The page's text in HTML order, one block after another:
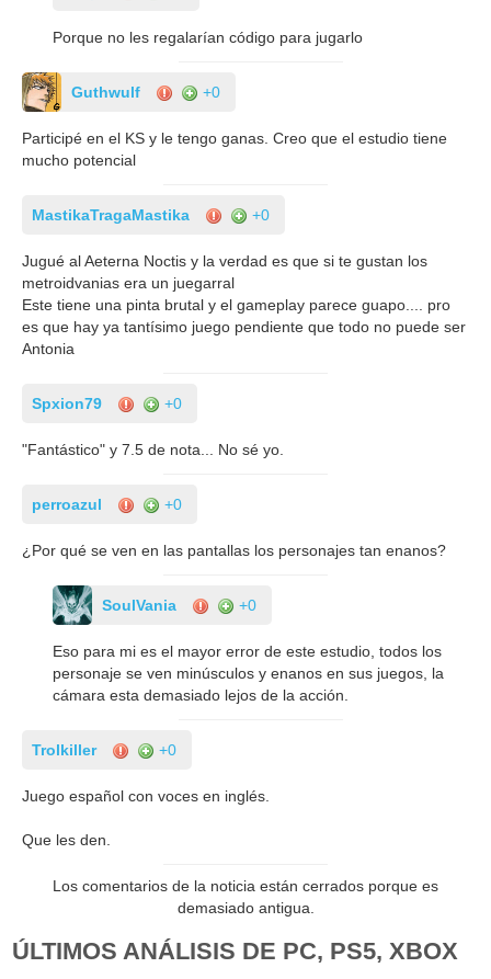
Porque no les regalarían código para jugarlo
Guthwulf +0
Participé en el KS y le tengo ganas. Creo que el estudio tiene
mucho potencial
MastikaTragaMastika +0
Jugué al Aeterna Noctis y la verdad es que si te gustan los
metroidvanias era un juegarral
Este tiene una pinta brutal y el gameplay parece guapo.... pro
es que hay ya tantísimo juego pendiente que todo no puede ser
Antonia
Spxion79 +0
"Fantástico" y 7.5 de nota... No sé yo.
perroazul +0
¿Por qué se ven en las pantallas los personajes tan enanos?
SoulVania +0
Eso para mi es el mayor error de este estudio, todos los
personaje se ven minúsculos y enanos en sus juegos, la
cámara esta demasiado lejos de la acción.
Trolkiller +0
Juego español con voces en inglés.
Que les den.
Los comentarios de la noticia están cerrados porque es
demasiado antigua.
ÚLTIMOS ANÁLISIS DE PC, PS5, XBOX